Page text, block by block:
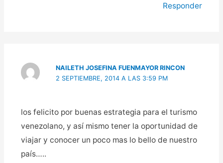
Responder
NAILETH JOSEFINA FUENMAYOR RINCON
2 SEPTIEMBRE, 2014 A LAS 3:59 PM
los felicito por buenas estrategia para el turismo
venezolano, y así mismo tener la oportunidad de
viajar y conocer un poco mas lo bello de nuestro
país…..